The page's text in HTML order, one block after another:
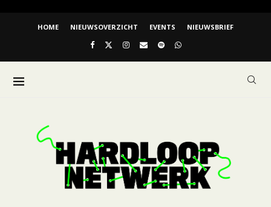
HOME NIEUWSOVERZICHT EVENTS NIEUWSBRIEF